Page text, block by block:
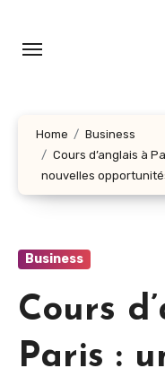
content
Home
Business
Cours d’anglais à
nouvelles
Business
Cours
Paris :